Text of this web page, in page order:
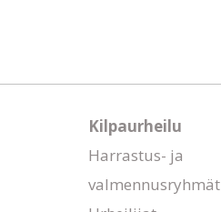
Kilpaurheilu
Harrastus- ja
valmennusryhmät